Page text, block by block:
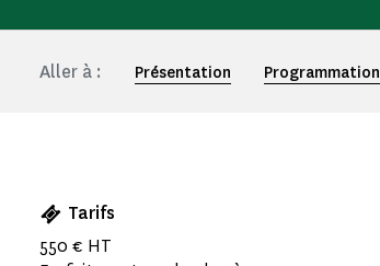
Aller à : Présentation Programmation
Tarifs
550 € HT